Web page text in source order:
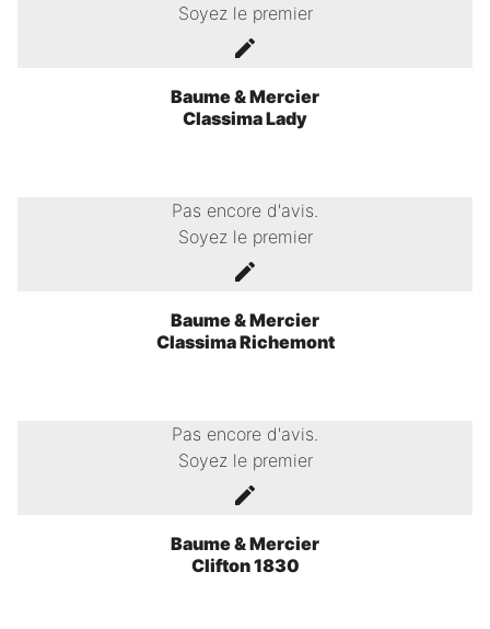
Soyez le premier
Baume & Mercier
Classima Lady
Pas encore d'avis.
Soyez le premier
Baume & Mercier
Classima Richemont
Pas encore d'avis.
Soyez le premier
Baume & Mercier
Clifton 1830